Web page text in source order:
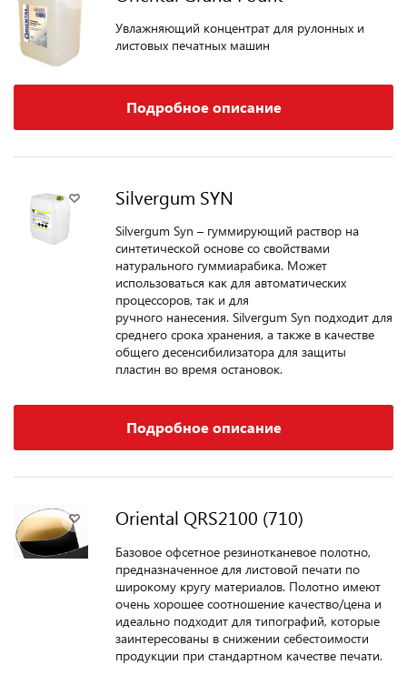
Увлажняющий концентрат для рулонных и
листовых печатных машин
Подробное описание
Silvergum SYN
Silvergum Syn – гуммирующий раствор на
синтетической основе со свойствами
натурального гуммиарабика. Может
использоваться как для автоматических
процессоров, так и для
ручного нанесения. Silvergum Syn подходит для
среднего срока хранения, а также в качестве
общего десенсибилизатора для защиты
пластин во время остановок.
Подробное описание
Oriental QRS2100 (710)
Базовое офсетное резинотканевое полотно,
предназначенное для листовой печати по
широкому кругу материалов. Полотно имеют
очень хорошее соотношение качество/цена и
идеально подходит для типографий, которые
заинтересованы в снижении себестоимости
продукции при стандартном качестве печати.